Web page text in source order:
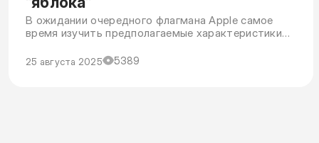
В ожидании очередного флагмана Apple самое
время изучить предполагаемые характеристики
25 августа 2025 5389